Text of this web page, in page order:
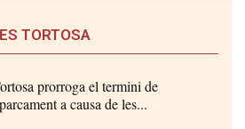
TORTOSA
prorroga el termini de
a causa de les...